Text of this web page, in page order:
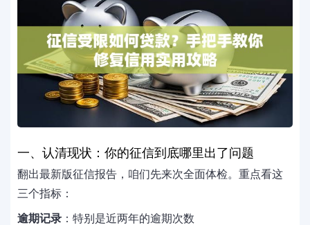
一、认清现状：你的征信到底哪里出了问题
翻出最新版征信报告，咱们先来次全面体检。重点看这
三个指标：
逾期记录 ：特别是近两年的逾期次数